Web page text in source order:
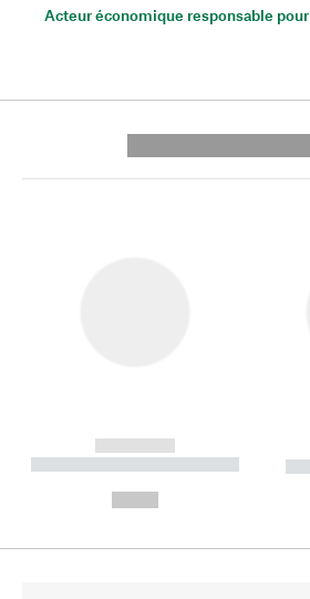
Acteur économique responsable
------------
----------- ----------- --------